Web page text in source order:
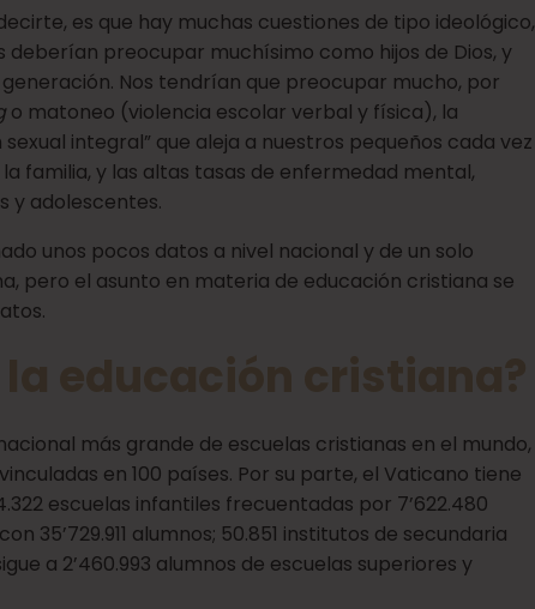
es que hay muchas cuestiones de tipo ideológico,
preocupar muchísimo como hijos de Dios, y
Nos tendrían que preocupar mucho, por
o matoneo (violencia escolar verbal y física), la
integral” que aleja a nuestros pequeños cada vez
familia, y las altas tasas de enfermedad mental,
y adolescentes.
unos pocos datos a nivel nacional y de un solo
pero el asunto en materia de educación cristiana se
más grande de escuelas cristianas en el mundo,
en 100 países. Por su parte, el Vaticano tiene
escuelas infantiles frecuentadas por 7’622.480
35’729.911 alumnos; 50.851 institutos de secundaria
a 2’460.993 alumnos de escuelas superiores y